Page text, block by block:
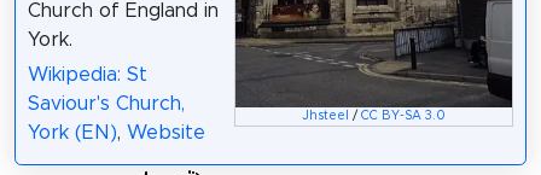
Jhsteel /CC BY-SA 3.0
Church of England in
York.
Wikipedia: St
Saviour's Church,
York (EN), Website